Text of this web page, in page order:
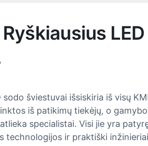
sodo šviestuvai išsiskiria iš visų
iš patikimų tiekėjų, o
specialistai. Visi jie yra
technologijos ir praktiški